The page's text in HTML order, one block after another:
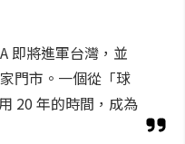
即將進軍台灣，並
門市。一個從「球
20 年的時間，成為